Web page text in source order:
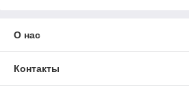
О нас
Контакты